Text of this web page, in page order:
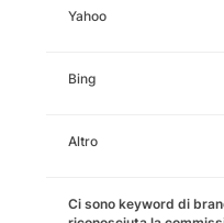
Yahoo
Bing
Altro
Ci sono keyword di